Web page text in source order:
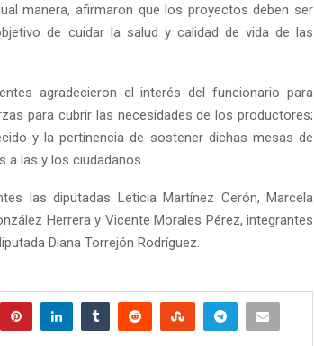
manera, afirmaron que los proyectos deben ser
de cuidar la salud y calidad de vida de las
agradecieron el interés del funcionario para
para cubrir las necesidades de los productores;
y la pertinencia de sostener dichas mesas de
a las y los ciudadanos.
las diputadas Leticia Martínez Cerón, Marcela
Herrera y Vicente Morales Pérez, integrantes
Diana Torrejón Rodríguez.